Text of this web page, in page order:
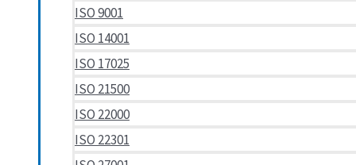
ISO 9001
ISO 14001
ISO 17025
ISO 21500
ISO 22000
ISO 22301